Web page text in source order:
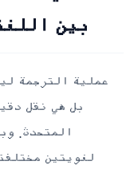
بين
عملية الترجمة
بل هي نقل
المتحدث.
لغويتين